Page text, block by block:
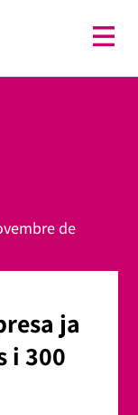
de
ja
i 300